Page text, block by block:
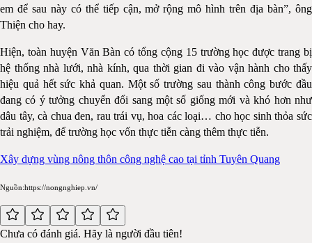
em để sau này có thể tiếp cận, mở rộng mô hình trên địa bàn”, ông
Thiện cho hay.
Hiện, toàn huyện Văn Bàn có tổng cộng 15 trường học được trang bị
hệ thống nhà lưới, nhà kính, qua thời gian đi vào vận hành cho thấy
hiệu quả hết sức khả quan. Một số trường sau thành công bước đầu
đang có ý tưởng chuyển đổi sang một số giống mới và khó hơn như
dâu tây, cà chua đen, rau trái vụ, hoa các loại… cho học sinh thỏa sức
trải nghiệm, để trường học vốn thực tiễn càng thêm thực tiễn.
Xây dựng vùng nông thôn công nghệ cao tại tỉnh Tuyên Quang
Nguồn:https://nongnghiep.vn/
Chưa có đánh giá. Hãy là người đầu tiên!